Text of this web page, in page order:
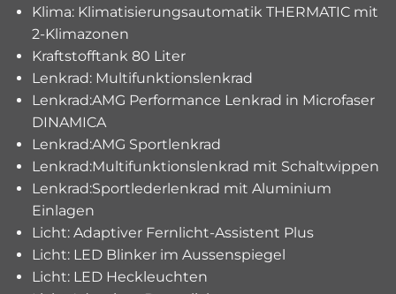
Klima: Klimatisierungsautomatik THERMATIC mit
2-Klimazonen
Kraftstofftank 80 Liter
Lenkrad: Multifunktionslenkrad
Lenkrad:AMG Performance Lenkrad in Microfaser
DINAMICA
Lenkrad:AMG Sportlenkrad
Lenkrad:Multifunktionslenkrad mit Schaltwippen
Lenkrad:Sportlederlenkrad mit Aluminium
Einlagen
Licht: Adaptiver Fernlicht-Assistent Plus
Licht: LED Blinker im Aussenspiegel
Licht: LED Heckleuchten